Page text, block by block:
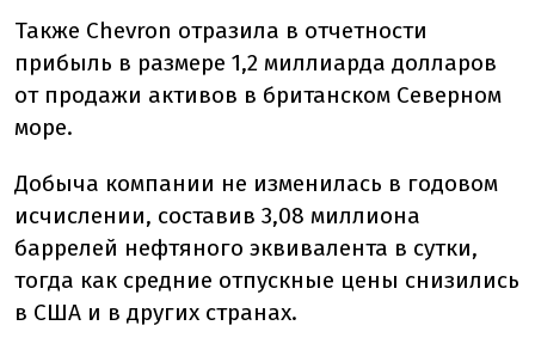
Также Chevron отразила в отчетности
прибыль в размере 1,2 миллиарда долларов
от продажи активов в британском Северном
море.
Добыча компании не изменилась в годовом
исчислении, составив 3,08 миллиона
баррелей нефтяного эквивалента в сутки,
тогда как средние отпускные цены снизились
в США и в других странах.